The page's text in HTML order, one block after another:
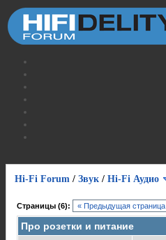
Hi-Fi Forum / Звук / Hi-Fi Аудио
Страницы (6): « Предыдущая страница
Про розетки и питание